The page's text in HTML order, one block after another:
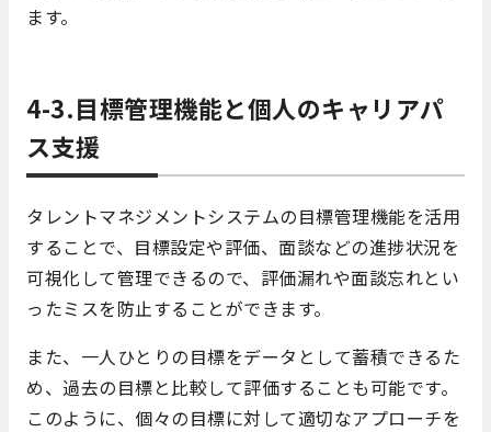
ます。
4-3.目標管理機能と個人のキャリアパ
ス支援
タレントマネジメントシステムの目標管理機能を活用
することで、目標設定や評価、面談などの進捗状況を
可視化して管理できるので、評価漏れや面談忘れとい
ったミスを防止することができます。
また、一人ひとりの目標をデータとして蓄積できるた
め、過去の目標と比較して評価することも可能です。
このように、個々の目標に対して適切なアプローチを